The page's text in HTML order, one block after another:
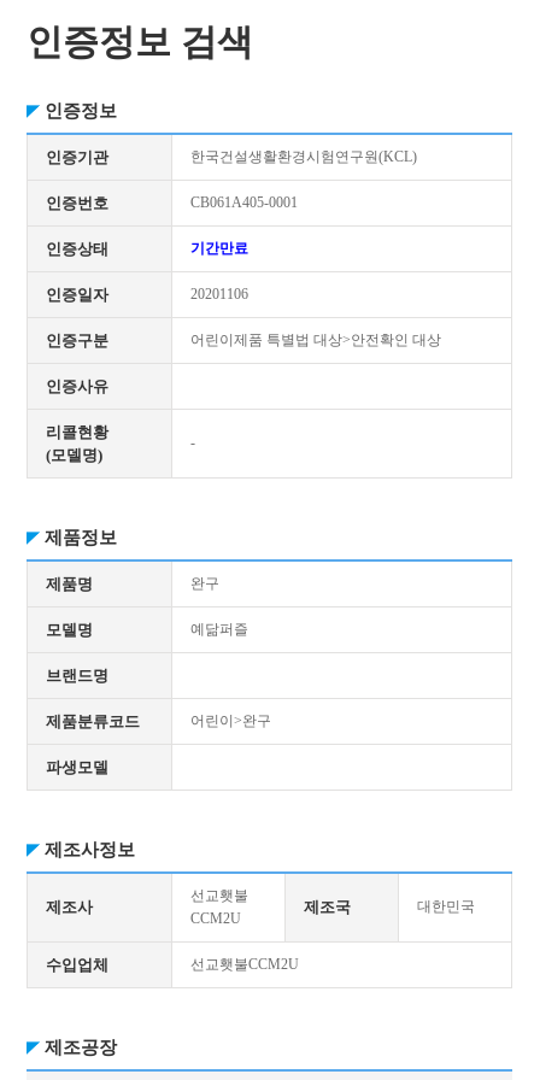
인증정보 검색
인증정보
인증기관 한국건설생활환경시험연구원(KCL)
인증번호 CB061A405-0001
인증상태 기간만료
인증일자 20201106
인증구분 어린이제품 특별법 대상>안전확인 대상
인증사유
리콜현황
(모델명)
-
제품정보
제품명 완구
모델명 예닮퍼즐
브랜드명
제품분류코드 어린이>완구
파생모델
제조사정보
제조사
선교횃불
CCM2U
제조국 대한민국
수입업체 선교횃불CCM2U
제조공장